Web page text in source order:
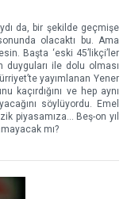
da, bir şekilde geçmişe
olacaktı bu. Ama
Başta ‘eski 45’likçi’ler
duyguları ile dolu olması
yayımlanan Yener
kaçırdığını ve hep aynı
söylüyordu. Emel
piyasamıza... Beş-on yıl
mı?